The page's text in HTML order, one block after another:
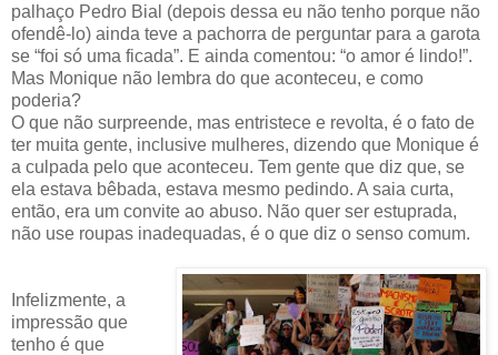
palhaço Pedro Bial (depois dessa eu não tenho porque não
ofendê-lo) ainda teve a pachorra de perguntar para a garota
se “foi só uma ficada”. E ainda comentou: “o amor é lindo!”.
Mas Monique não lembra do que aconteceu, e como
poderia?
O que não surpreende, mas entristece e revolta, é o fato de
ter muita gente, inclusive mulheres, dizendo que Monique é
a culpada pelo que aconteceu. Tem gente que diz que, se
ela estava bêbada, estava mesmo pedindo. A saia curta,
então, era um convite ao abuso. Não quer ser estuprada,
não use roupas inadequadas, é o que diz o senso comum.
Infelizmente, a
impressão que
tenho é que